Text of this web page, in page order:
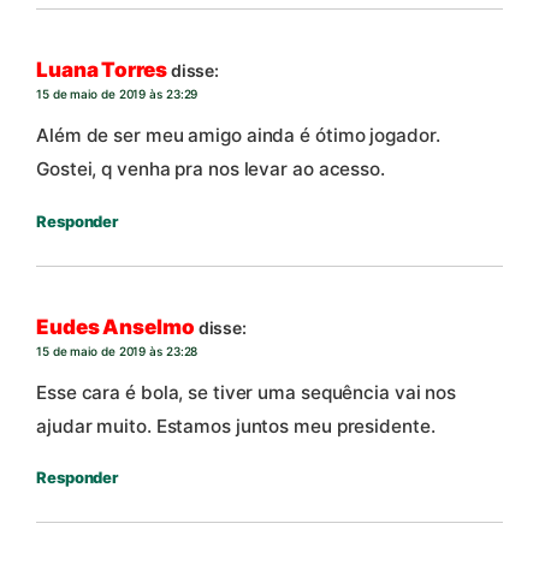
Luana Torresdisse:
15 de maio de 2019 às 23:29
Além de ser meu amigo ainda é ótimo jogador.
Gostei, q venha pra nos levar ao acesso.
Responder
Eudes Anselmo disse:
15 de maio de 2019 às 23:28
Esse cara é bola, se tiver uma sequência vai nos
ajudar muito. Estamos juntos meu presidente.
Responder